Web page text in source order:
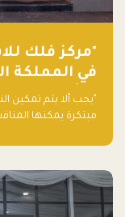
"مركز فلك
في المملكة
ناشئة تلو
"يجب ألا يتم تمكين
مبتكرة يمكنها